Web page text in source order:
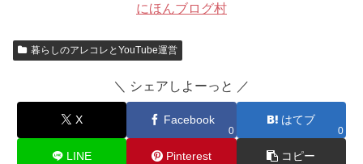
にほんブログ村
暮らしのアレコレとYouTube運営
＼ シェアしよーっと ／
X Facebook
0
はてブ
0
LINE Pinterest コピー